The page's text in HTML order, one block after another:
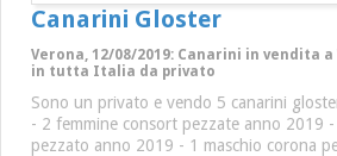
Canarini Gloster
Verona, 12/08/2019: Canarini in vendita a
in tutta Italia da privato
Sono un privato e vendo 5 canarini
- 2 femmine consort pezzate anno 2019
pezzato anno 2019 - 1 maschio corona